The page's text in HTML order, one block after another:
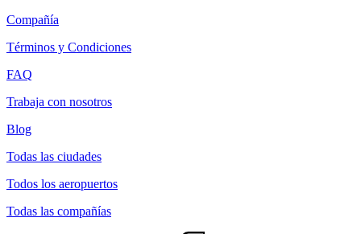
Compañía
Términos y Condiciones
FAQ
Trabaja con nosotros
Blog
Todas las ciudades
Todos los aeropuertos
Todas las compañías